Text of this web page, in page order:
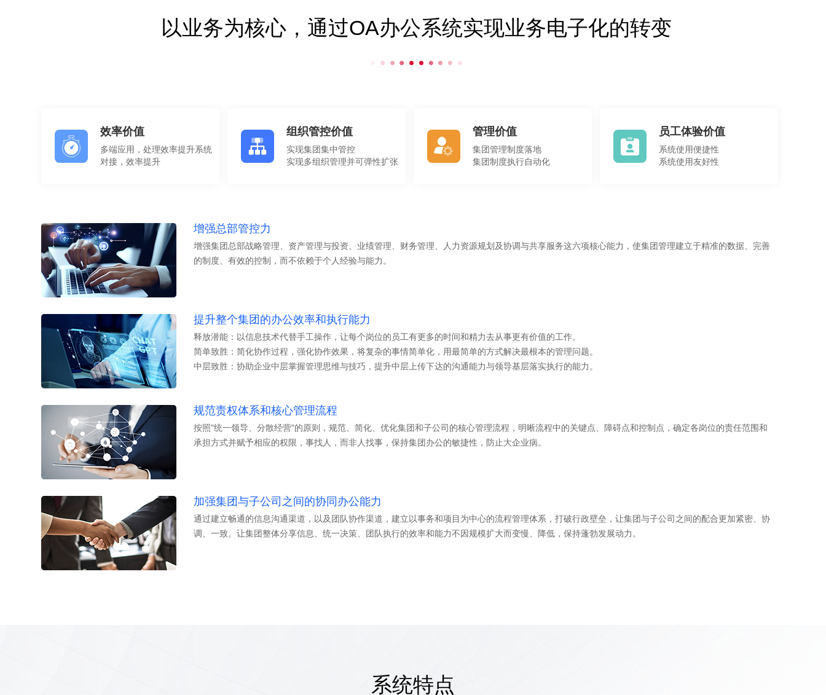
以业务为核心，通过OA办公系统实现业务电子化的转变
效率价值
多端应用，处理效率提升系统
对接，效率提升
组织管控价值
实现集团集中管控
实现多组织管理并可弹性扩张
管理价值
集团管理制度落地
集团制度执行自动化
员工体验价值
系统使用便捷性
系统使用友好性
增强总部管控力
增强集团总部战略管理、资产管理与投资、业绩管理、财务管理、人力资源规划及协调与共享服务这六项核心能力，使集团管理建立于精准的数据、完善
的制度、有效的控制，而不依赖于个人经验与能力。
提升整个集团的办公效率和执行能力
释放潜能：以信息技术代替手工操作，让每个岗位的员工有更多的时间和精力去从事更有价值的工作。
简单致胜：简化协作过程，强化协作效果，将复杂的事情简单化，用最简单的方式解决最根本的管理问题。
中层致胜：协助企业中层掌握管理思维与技巧，提升中层上传下达的沟通能力与领导基层落实执行的能力。
规范责权体系和核心管理流程
按照"统一领导、分散经营"的原则，规范、简化、优化集团和子公司的核心管理流程，明晰流程中的关键点、障碍点和控制点，确定各岗位的责任范围和
承担方式并赋予相应的权限，事找人，而非人找事，保持集团办公的敏捷性，防止大企业病。
加强集团与子公司之间的协同办公能力
通过建立畅通的信息沟通渠道，以及团队协作渠道，建立以事务和项目为中心的流程管理体系，打破行政壁垒，让集团与子公司之间的配合更加紧密、协
调、一致。让集团整体分享信息、统一决策、团队执行的效率和能力不因规模扩大而变慢、降低，保持蓬勃发展动力。
系统特点